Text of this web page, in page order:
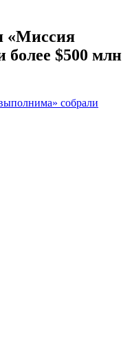
«Миссия
более $500 млн
собрали